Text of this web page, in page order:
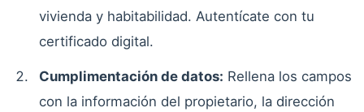
vivienda y habitabilidad. Autentícate con tu
certificado digital.
Cumplimentación de datos: Rellena los campos
con la información del propietario, la dirección